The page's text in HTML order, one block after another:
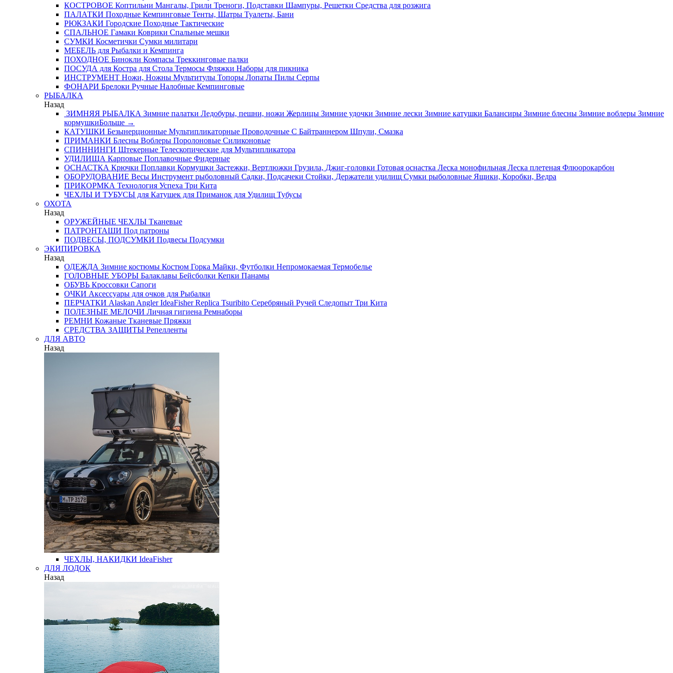
КОСТРОВОЕ Коптильни Мангалы, Грили Треноги, Подставки Шампуры, Решетки Средства для розжига
ПАЛАТКИ Походные Кемпинговые Тенты, Шатры Туалеты, Бани
РЮКЗАКИ Городские Походные Тактические
СПАЛЬНОЕ Гамаки Коврики Спальные мешки
СУМКИ Косметички Сумки милитари
МЕБЕЛЬ для Рыбалки и Кемпинга
ПОХОДНОЕ Бинокли Компасы Треккинговые палки
ПОСУДА для Костра для Стола Термосы Фляжки Наборы для пикника
ИНСТРУМЕНТ Ножи, Ножны Мультитулы Топоры Лопаты Пилы Серпы
ФОНАРИ Брелоки Ручные Налобные Кемпинговые
РЫБАЛКА
Назад
ЗИМНЯЯ РЫБАЛКА Зимние палатки Ледобуры, пешни, ножи Жерлицы Зимние удочки Зимние лески Зимние катушки Балансиры Зимние блесны Зимние воблеры Зимние
кормушкиБольше →
КАТУШКИ Безынерционные Мультипликаторные Проводочные С Байтраннером Шпули, Смазка
ПРИМАНКИ Блесны Воблеры Поролоновые Силиконовые
СПИННИНГИ Штекерные Телескопические для Мультипликатора
УДИЛИЩА Карповые Поплавочные Фидерные
ОСНАСТКА Крючки Поплавки Кормушки Застежки, Вертлюжки Грузила, Джиг-головки Готовая оснастка Леска монофильная Леска плетеная Флюорокарбон
ОБОРУДОВАНИЕ Весы Инструмент рыболовный Садки, Подсачеки Стойки, Держатели удилищ Сумки рыболовные Ящики, Коробки, Ведра
ПРИКОРМКА Технология Успеха Три Кита
ЧЕХЛЫ И ТУБУСЫ для Катушек для Приманок для Удилищ Тубусы
ОХОТА
Назад
ОРУЖЕЙНЫЕ ЧЕХЛЫ Тканевые
ПАТРОНТАШИ Под патроны
ПОДВЕСЫ, ПОДСУМКИ Подвесы Подсумки
ЭКИПИРОВКА
Назад
ОДЕЖДА Зимние костюмы Костюм Горка Майки, Футболки Непромокаемая Термобелье
ГОЛОВНЫЕ УБОРЫ Балаклавы Бейсболки Кепки Панамы
ОБУВЬ Кроссовки Сапоги
ОЧКИ Аксессуары для очков для Рыбалки
ПЕРЧАТКИ Alaskan AnglerIdeaFisherReplica Tsuribito Серебряный Ручей Следопыт Три Кита
ПОЛЕЗНЫЕ МЕЛОЧИ Личная гигиена Ремнаборы
РЕМНИ Кожаные Тканевые Пряжки
СРЕДСТВА ЗАЩИТЫ Репелленты
ДЛЯ АВТО
Назад
ЧЕХЛЫ, НАКИДКИ IdeaFisher
ДЛЯ ЛОДОК
Назад